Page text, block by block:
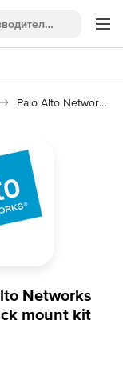
Palo Alto Networks
Networks
mount kit